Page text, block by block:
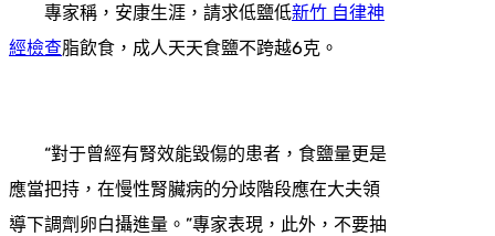
專家稱，安康生涯，請求低鹽低新竹 自律神
經檢查脂飲食，成人天天食鹽不跨越6克。
“對于曾經有腎效能毀傷的患者，食鹽量更是
應當把持，在慢性腎臟病的分歧階段應在大夫領
導下調劑卵白攝進量。”專家表現，此外，不要抽